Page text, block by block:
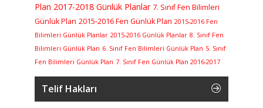
Plan 2017-2018 Günlük Planlar 7. Sınıf Fen Bilimleri
Günlük Plan 2015-2016 Fen Günlük Plan 2015-2016 Fen
Bilimleri Günlük Planlar 2015-2016 Günlük Planlar 8. Sınıf Fen
Bilimleri Günlük Plan 6. Sınıf Fen Bilimleri Günlük Plan 5. Sınıf
Fen Bilimleri Günlük Plan 7. Sınıf Fen Günlük Plan 2016-2017
Telif Hakları